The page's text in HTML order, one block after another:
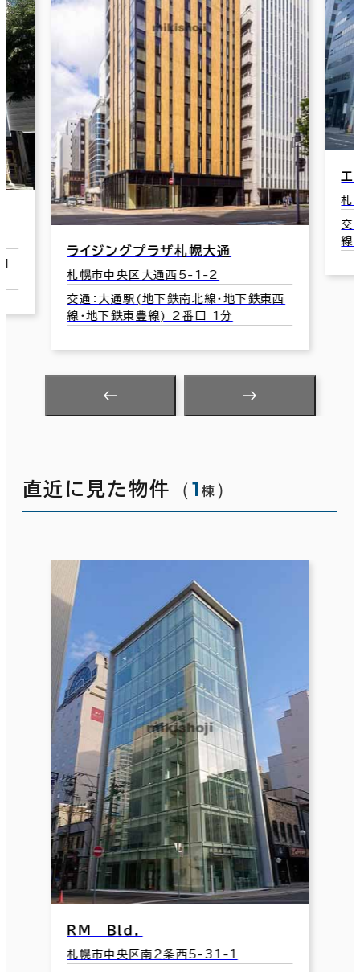
エナスクエア大通ビル
札幌市中央区大通西6-10-4
交通：大通駅(地下鉄南北線･地下鉄東西
彌
条
札
交
直近に見た物件 （1 棟 ）
ＲＭ Ｂｌｄ．
札幌市中央区南２条西5-31-1